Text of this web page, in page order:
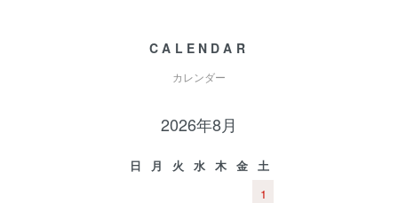
CALENDAR
カレンダー
2026年8月
日 月 火 水 木 金
土
1